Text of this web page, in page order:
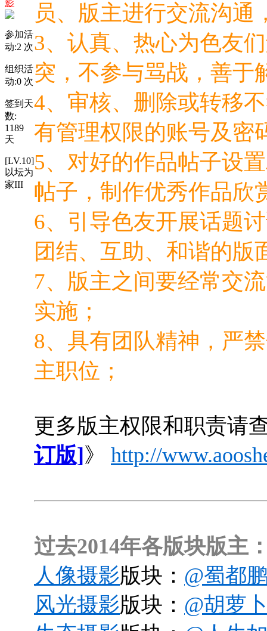
影
参加活
动:2 次
组织活
动:0 次
签到天
数:
1189
天
[LV.10]
以坛为
家III
员、版主进行交流沟通
3、认真、热心为色友
突，不参与骂战，善于
4、审核、删除或转移
有管理权限的账号及密
5、对好的作品帖子设
帖子，制作优秀作品欣
6、引导色友开展话题
团结、互助、和谐的版
7、版主之间要经常交
实施；
8、具有团队精神，严
主职位；
更多版主权限和职责请
订版]》 http://
过去2014年各版块版主
人像摄影版块： @蜀都
风光摄影版块： @胡萝